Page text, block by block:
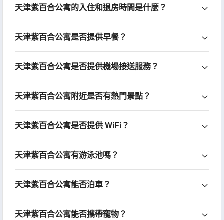
天津紫百合公寓的入住和退房時間是什麼？
天津紫百合公寓是否提供早餐？
天津紫百合公寓是否提供機場接送服務？
天津紫百合公寓附近是否有熱門景點？
天津紫百合公寓是否提供 WiFi？
天津紫百合公寓有游泳池嗎？
天津紫百合公寓能否泊車？
天津紫百合公寓能否攜帶寵物？